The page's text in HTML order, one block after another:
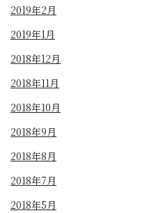
2019年2月
2019年1月
2018年12月
2018年11月
2018年10月
2018年9月
2018年8月
2018年7月
2018年5月